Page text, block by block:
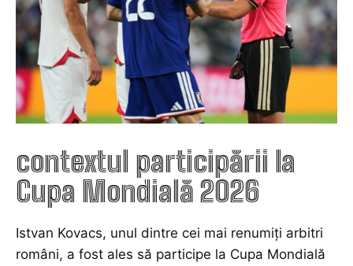
contextul participării la
Cupa Mondială 2026
Istvan Kovacs, unul dintre cei mai renumiți arbitri
români, a fost ales să participe la Cupa Mondială